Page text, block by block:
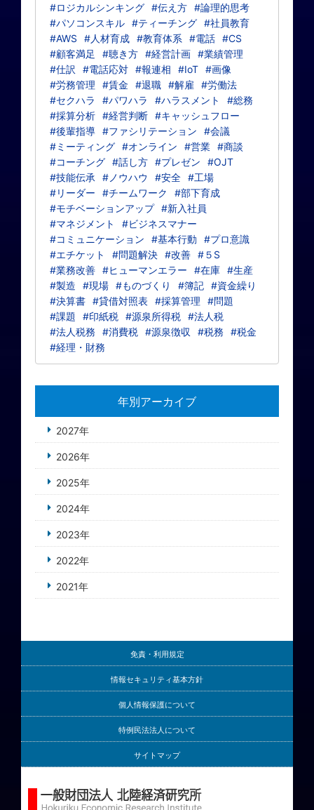
#ロジカルシンキング #伝え方 #論理的思考
#パソコンスキル #ティーチング #社員教育
#AWS
#人材育成 #教育体系 #電話 #CS
#顧客満足
#聴き方 #経営計画 #業績管理
#仕訳
#電話応対 #報連相 #IoT #画像
#労務管理
#賃金 #退職 #解雇
#労働法
#セクハラ
#パワハラ #ハラスメント
#総務
#採算分析 #経営判断 #キャッシュフロー
#後輩指導 #ファシリテーション
#会議
#ミーティング #オンライン #営業 #商談
#コーチング #話し方 #プレゼン
#OJT
#技能伝承
#ノウハウ #安全 #工場
#リーダー
#チームワーク
#部下育成
#モチベーションアップ #新入社員
#マネジメント
#ビジネスマナー
#コミュニケーション
#基本行動
#プロ意識
#エチケット
#問題解決 #改善 #５S
#業務改善 #ヒューマンエラー #在庫 #生産
#製造
#現場 #ものづくり #簿記 #資金繰り
#決算書 #貸借対照表 #採算管理
#問題
#課題
#印紙税 #源泉所得税 #法人税
#法人税務
#消費税 #源泉徴収 #税務
#税金
#経理・財務
年別アーカイブ
2027年
2026年
2025年
2024年
2023年
2022年
2021年
免責・利用規定
情報セキュリティ基本方針
個人情報保護について
特例民法法人について
サイトマップ